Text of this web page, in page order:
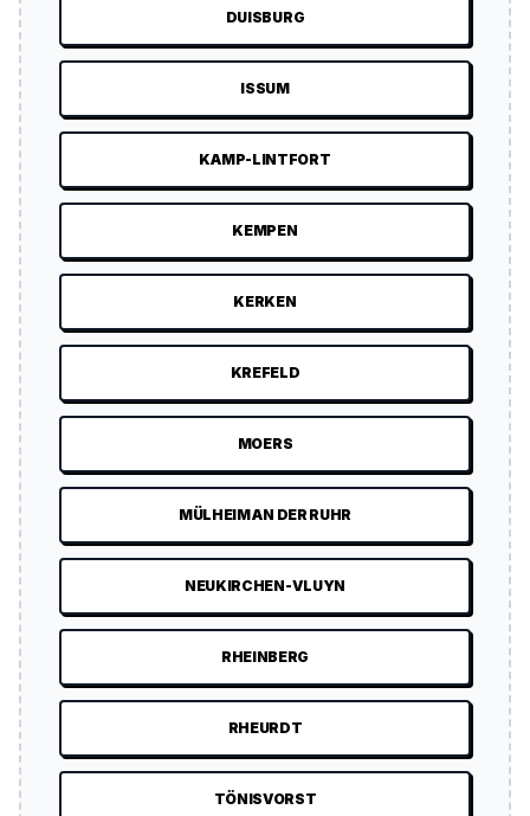
DUISBURG
ISSUM
KAMP-LINTFORT
KEMPEN
KERKEN
KREFELD
MOERS
MÜLHEIM AN DER RUHR
NEUKIRCHEN-VLUYN
RHEINBERG
RHEURDT
TÖNISVORST